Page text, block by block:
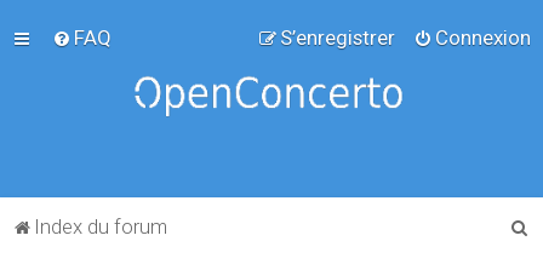
FAQ Connexion
S’enregistrer
Index du forum